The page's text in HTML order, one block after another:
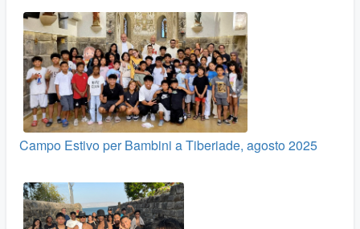
Campo Estivo per Bambini a Tiberiade, agosto 2025